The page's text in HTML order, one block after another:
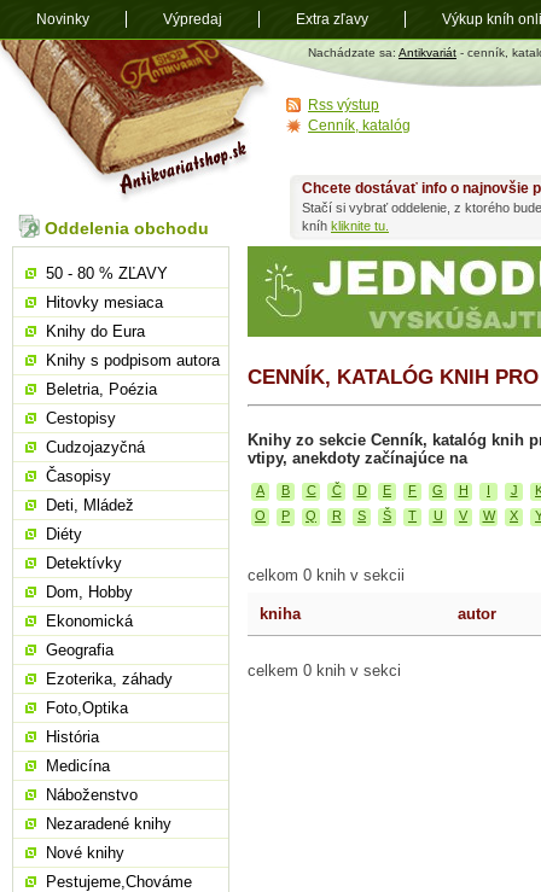
Antikvariát
shop.sk
Nachádzate sa: Antikvariát - cenník,
CENNÍK, KATALÓG KNIH
Knihy zo sekcie Cenník, katalóg knih
vtipy, anekdoty začínajúce na
A B C Č D E F G H J
O
P Q R S Š T U V W X
celkom 0 knih v sekcii
kniha autor
celkem 0 knih v sekci
Chcete dostávať info o najnovšie
Stačí si vybrať oddelenie, z ktorého
kníh kliknite tu.
Oddelenia obchodu
50 - 80 % ZĽAVY
Hitovky mesiaca
Knihy do Eura
Knihy s podpisom autora
Beletria, Poézia
Cestopisy
Cudzojazyčná
Časopisy
Deti, Mládež
Diéty
Detektívky
Dom, Hobby
Ekonomická
Geografia
Ezoterika, záhady
Foto,Optika
História
Medicína
Náboženstvo
Nezaradené knihy
Nové knihy
Pestujeme,Chováme
Rss výstup
Cenník, katalóg
Novinky Výpredaj Extra zľavy Výkup kníh